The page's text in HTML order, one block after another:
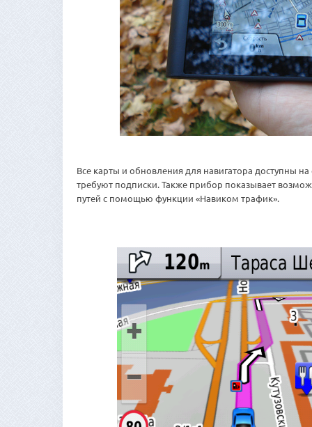
Все карты и обновления для навигатора доступны
требуют подписки. Также прибор показывает
путей с помощью функции «Навиком трафик».